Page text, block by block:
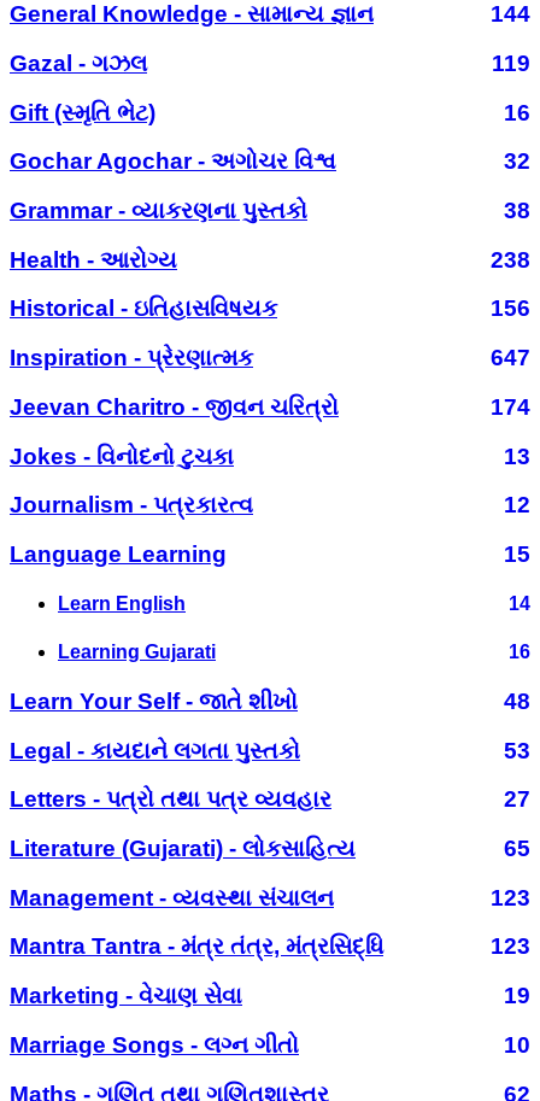
General Knowledge - સામાન્ય જ્ઞાન
144
Gazal - ગઝલ
119
Gift (સ્મૃતિ ભેટ)
16
Gochar Agochar - અગોચર વિશ્વ
32
Grammar - વ્યાકરણના પુસ્તકો
38
Health - આરોગ્ય
238
Historical - ઇતિહાસવિષયક
156
Inspiration - પ્રેરણાત્મક
647
Jeevan Charitro - જીવન ચરિત્રો
174
Jokes - વિનોદનો ટુચકા
13
Journalism - પત્રકારત્વ
12
Language Learning
15
Learn English 14
Learning Gujarati 16
Learn Your Self - જાતે શીખો
48
Legal - કાયદાને લગતા પુસ્તકો
53
Letters - પત્રો તથા પત્ર વ્યવહાર
27
Literature (Gujarati) - લોકસાહિત્ય
65
Management - વ્યવસ્થા સંચાલન
123
Mantra Tantra - મંત્ર તંત્ર, મંત્રસિદ્ધિ
123
Marketing - વેચાણ સેવા
19
Marriage Songs - લગ્ન ગીતો
10
Maths - ગણિત તથા ગણિતશાસ્ત્ર
62